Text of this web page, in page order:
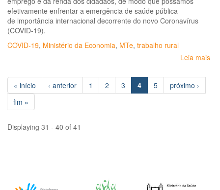
efetivamente enfrentar a emergência de saúde pública
de importância internacional decorrente do novo Coronavírus
(COVID-19).
COVID-19, Ministério da Economia, MTe, trabalho rural
Leia mais
em
« início ‹ anterior 1 2 3 4 5
próximo ›
fim »
Displaying 31 - 40 of 41